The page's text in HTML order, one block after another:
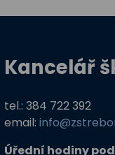
Kancelář
tel.: 384 722 392
email:
Úřední hodiny